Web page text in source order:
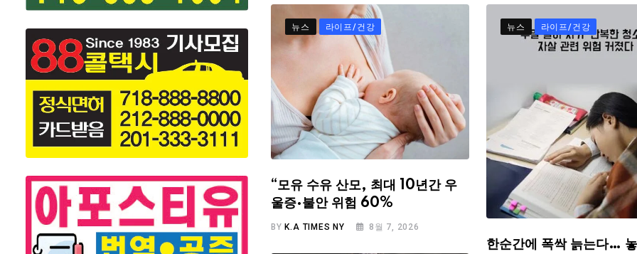
뉴스 라이프/건강
“모유 수유 산모, 최대 10년간 우
울증·불안 위험 60%
BYK.A TIMES NY 8월 7, 2026
뉴스 라이프/건강
한순간에 폭싹 늙는다…